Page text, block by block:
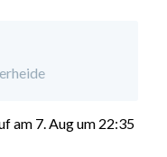
am 7. Aug um 22:35